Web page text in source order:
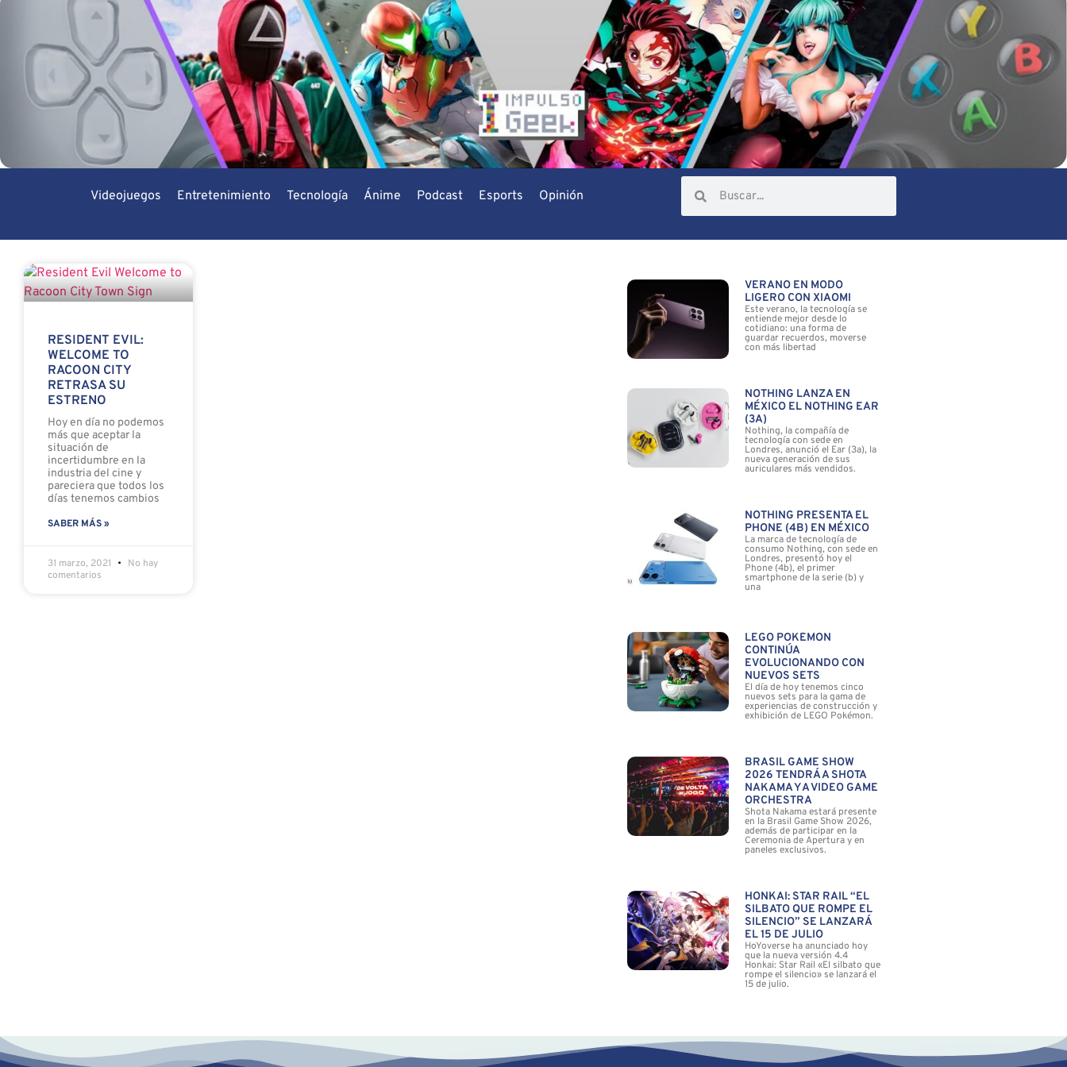
Videojuegos Entretenimiento Tecnología Ánime Podcast Esports Opinión
RESIDENT EVIL:
WELCOME TO
RACOON CITY
RETRASA SU
ESTRENO
Hoy en día no podemos
más que aceptar la
situación de
incertidumbre en la
industria del cine y
pareciera que todos los
días tenemos cambios
SABER MÁS »
31 marzo, 2021
No hay
comentarios
VERANO EN MODO
LIGERO CON XIAOMI
Este verano, la tecnología se
entiende mejor desde lo
cotidiano: una forma de
guardar recuerdos, moverse
con más libertad
NOTHING LANZA EN
MÉXICO EL NOTHING EAR
(3A)
Nothing, la compañía de
tecnología con sede en
Londres, anunció el Ear (3a), la
nueva generación de sus
auriculares más vendidos.
NOTHING PRESENTA EL
PHONE (4B) EN MÉXICO
La marca de tecnología de
consumo Nothing, con sede en
Londres, presentó hoy el
Phone (4b), el primer
smartphone de la serie (b) y
una
LEGO POKÉMON
CONTINÚA
EVOLUCIONANDO CON
NUEVOS SETS
El día de hoy tenemos cinco
nuevos sets para la gama de
experiencias de construcción y
exhibición de LEGO Pokémon.
BRASIL GAME SHOW
2026 TENDRÁ A SHOTA
NAKAMA Y A VIDEO GAME
ORCHESTRA
Shota Nakama estará presente
en la Brasil Game Show 2026,
además de participar en la
Ceremonia de Apertura y en
paneles exclusivos.
HONKAI: STAR RAIL “EL
SILBATO QUE ROMPE EL
SILENCIO” SE LANZARÁ
EL 15 DE JULIO
HoYoverse ha anunciado hoy
que la nueva versión 4.4
Honkai: Star Rail «El silbato que
rompe el silencio» se lanzará el
15 de julio.